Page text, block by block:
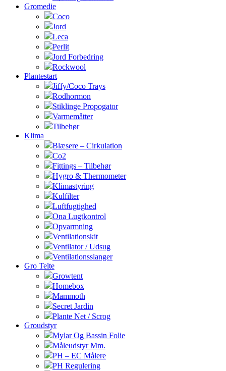
Gromedie
Coco
Jord
Leca
Perlit
Jord Forbedring
Rockwool
Plantestart
Jiffy/Coco Trays
Rodhormon
Stiklinge Propogator
Varmemåtter
Tilbehør
Klima
Blæsere – Cirkulation
Co2
Fittings – Tilbehør
Hygro & Thermometer
Klimastyring
Kulfilter
Luftfugtighed
Ona Lugtkontrol
Opvarmning
Ventilationskit
Ventilator / Udsug
Ventilationsslanger
Gro Telte
Growtent
Homebox
Mammoth
Secret Jardin
Plante Net / Scrog
Groudstyr
Mylar Og Bassin Folie
Måleudstyr Mm.
PH – EC Målere
PH Regulering